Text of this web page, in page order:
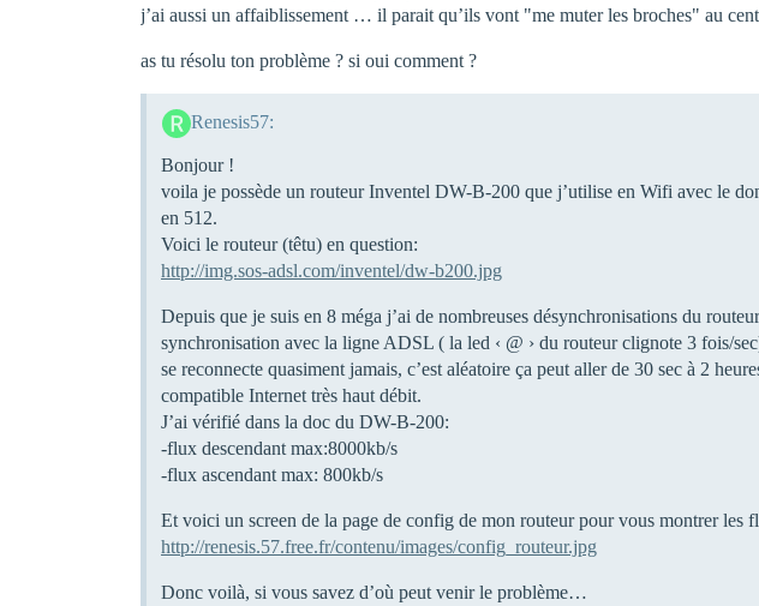
j’ai aussi un affaiblissement … il parait qu’ils vont "me muter les broches" au
as tu résolu ton problème ? si oui comment ?
Renesis57:
Bonjour !
voila je possède un routeur Inventel DW-B-200 que j’utilise en Wifi avec le
en 512.
Voici le routeur (têtu) en question:
http://img.sos-adsl.com/inventel/dw-b200.jpg
Depuis que je suis en 8 méga j’ai de nombreuses désynchronisations du
synchronisation avec la ligne ADSL ( la led ‹ @ › du routeur clignote 3 fois/
se reconnecte quasiment jamais, c’est aléatoire ça peut aller de 30 sec à 2
compatible Internet très haut débit.
J’ai vérifié dans la doc du DW-B-200:
-flux descendant max:8000kb/s
-flux ascendant max: 800kb/s
Et voici un screen de la page de config de mon routeur pour vous montrer les
http://renesis.57.free.fr/contenu/images/config_routeur.jpg
Donc voilà, si vous savez d’où peut venir le problème…